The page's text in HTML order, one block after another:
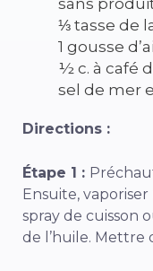
⅓ tasse de
1 gousse
½ c. à café
sel de mer
Directions :
Étape 1 :
Ensuite,
spray de cuisson
de l’huile. Mettre